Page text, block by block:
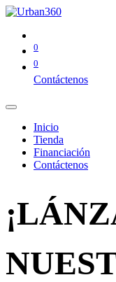
0
0
Contáctenos
Inicio
Tienda
Financiación
Contáctenos